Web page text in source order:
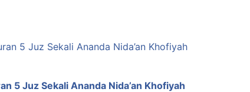
5 Juz Sekali Ananda Nida’an Khofiyah